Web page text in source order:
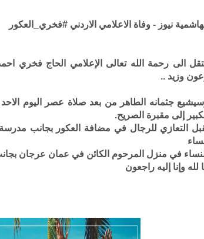
نيوز - وفاة الاعلامي الاردني #فخري_العكور
الى رحمة الله تعالى الإعلامي الحاج فخري
وزيد ..
إلى مقبرة الصريح.
في منزل المرحوم الكائن في عمان عرجان
لله وإنا إليه راجعون